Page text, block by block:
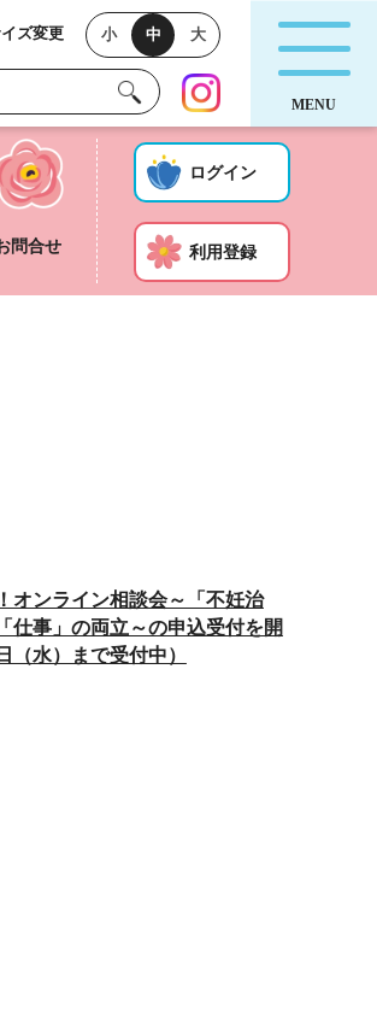
ズ変更 小 中 大
問合せ
ログイン
利用登録
オンライン相談会～「不妊治
仕事」の両立～の申込受付を開
（水）まで受付中）